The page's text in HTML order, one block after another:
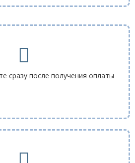
сразу после получения оплаты